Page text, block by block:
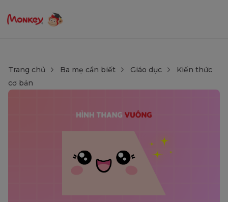
Trang chủ Ba mẹ cần biết Giáo dục
Kiến thức
cơ bản